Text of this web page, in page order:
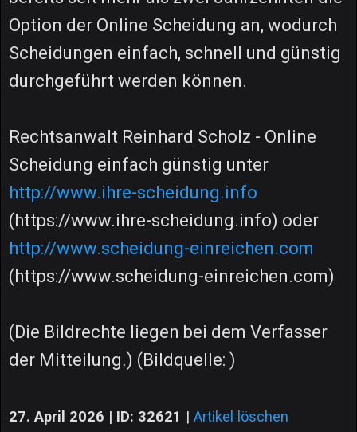
Option der Online Scheidung an, wodurch
Scheidungen einfach, schnell und günstig
durchgeführt werden können.
Rechtsanwalt Reinhard Scholz - Online
Scheidung einfach günstig unter
http://www.ihre-scheidung.info
(https://www.ihre-scheidung.info) oder
http://www.scheidung-einreichen.com
(https://www.scheidung-einreichen.com)
(Die Bildrechte liegen bei dem Verfasser
der Mitteilung.) (Bildquelle: )
27. April 2026 | ID: 32621 | Artikel löschen